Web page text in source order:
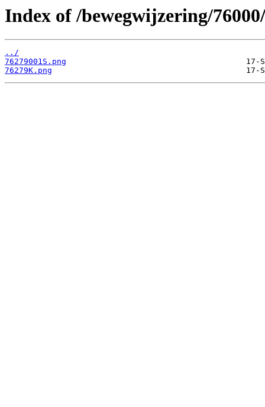
Index of /bewegwijzering/
../
76279001S.png
76279K.png